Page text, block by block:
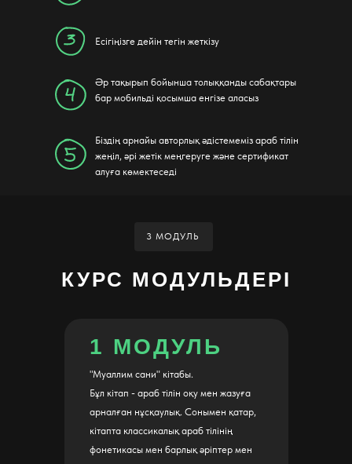
Әр тақырып бойынша толыққанды сабақтары
бар мобильді қосымша енгізе аласыз
Есігіңізге дейін тегін жеткізу
Біздің арнайы авторлық әдістемеміз араб тілін
жеңіл, әрі жетік меңгеруге және сертификат
алуға көмектеседі
3 МОДУЛЬ
КУРС МОДУЛЬДЕРІ
1 МОДУЛЬ
"Муаллим сани" кітабы.
Бұл кітап - араб тілін оқу мен жазуға
арналған нұсқаулық. Сонымен қатар,
кітапта классикалық араб тілінің
фонетикасы мен барлық әріптер мен